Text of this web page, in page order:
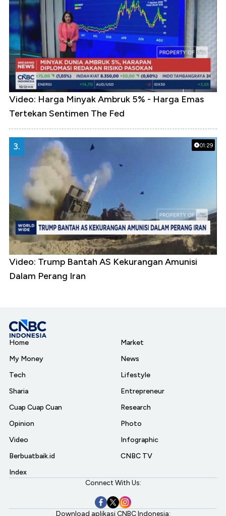
Video: Harga Minyak Ambruk 5% - Harga Emas
Tertekan Sentimen The Fed
01:29
3.
Video: Trump Bantah AS Kekurangan Amunisi
Dalam Perang Iran
Home
My Money
Tech
Sharia
Cuap Cuap Cuan
Opinion
Video
Berbuatbaik.id
Index
Market
News
Lifestyle
Entrepreneur
Research
Photo
Infographic
CNBC TV
Connect With Us:
Download aplikasi CNBC Indonesia: